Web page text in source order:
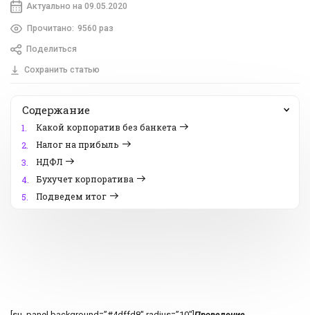
Актуально на 09.05.2020
Прочитано: 9560 раз
Поделиться
Сохранить статью
Содержание
1.
Какой корпоратив без банкета
2.
Налог на прибыль
3.
НДФЛ
4.
Бухучет корпоратива
5.
Подведем итог